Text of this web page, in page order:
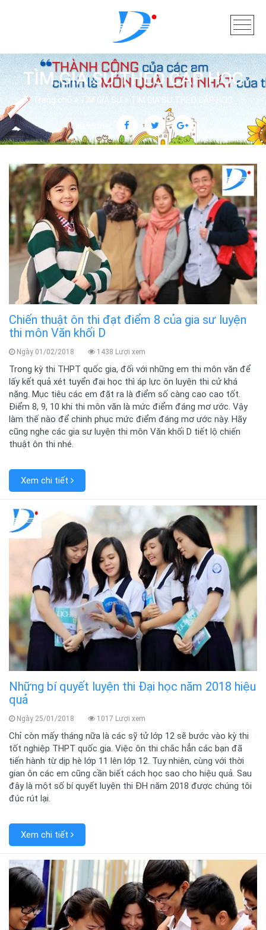
TÌM GIA SƯ THEO CẤP HỌC
Trang chủ TÌM GIA SƯ TÌM GIA SƯ THEO CẤP HỌC
Chia sẻ trên:
Chiến thuật ôn thi đạt điểm 8 của gia sư luyện
thi môn Văn khối D
Ngày 01/02/2018 1438 Lượi xem
Trong kỳ thi THPT quốc gia, đối với những em thi môn văn để
lấy kết quả xét tuyển đại học thì áp lực ôn luyện thi cử khá
nặng. Mục tiêu các em đặt ra là điểm số càng cao cao tốt.
Điểm 8, 9, 10 khi thi môn văn là mức điểm đáng mơ ước. Vậy
làm thế nào để chinh phục mức điểm đáng mơ ước này. Hãy
cũng nghe các gia sư luyện thi môn Văn khối D tiết lộ chiến
thuật ôn thi nhé.
Xem chi tiết
Những bí quyết luyện thi Đại học năm 2018 hiệu
quả
Ngày 25/01/2018 1017 Lượi xem
Chỉ còn mấy tháng nữa là các sỹ tử lớp 12 sẽ bước vào kỳ thi
tốt nghiệp THPT quốc gia. Việc ôn thi chắc hẳn các bạn đã
tiến hành từ dịp hè lớp 11 lên lớp 12. Tuy nhiên, cùng với thời
gian ôn các em cũng cần biết cách học sao cho hiệu quả. Sau
đây là một số bí quyết luyện thi ĐH năm 2018 được chúng tôi
đúc rút lại.
Xem chi tiết